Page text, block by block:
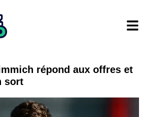
répond aux offres et
sort